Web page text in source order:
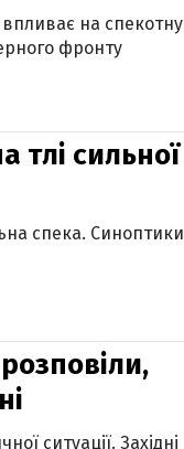
на спекотну
фронту
тлі сильної
спека. Синоптики
ситуації. Західні